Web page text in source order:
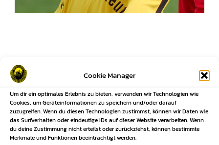
Cookie Manager
Um dir ein optimales Erlebnis zu bieten, verwenden wir Technologien wie
Cookies, um Geräteinformationen zu speichern und/oder darauf
zuzugreifen. Wenn du diesen Technologien zustimmst, können wir Daten wie
das Surfverhalten oder eindeutige IDs auf dieser Website verarbeiten. Wenn
du deine Zustimmung nicht erteilst oder zurückziehst, können bestimmte
Merkmale und Funktionen beeinträchtigt werden.
Beitragsnavigation
Previous
Previous
Ergebnisse unserer Mannschaften
KW47-2025